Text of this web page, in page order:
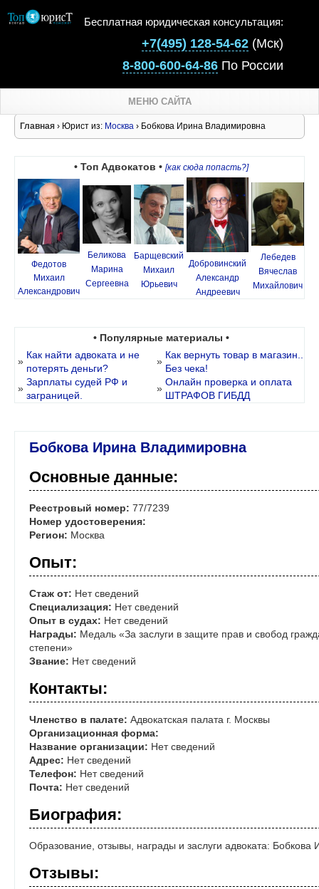
Бесплатная юридическая консультация:
+7(495) 128-54-62 (Мск)
8-800-600-64-86 По России
МЕНЮ САЙТА
Главная › Юрист из: Москва › Бобкова Ирина Владимировна
• Топ Адвокатов • [как сюда попасть?]
Федотов
Михаил
Александрович
Беликова
Марина
Сергеевна
Барщевский
Михаил
Юрьевич
Добровинский
Александр
Андреевич
Лебедев
Вячеслав
Михайлович
• Популярные материалы •
»
Как найти адвоката и не
потерять деньги?
»
Как вернуть товар в магазин..
Без чека!
»
Зарплаты судей РФ и
заграницей.
»
Онлайн проверка и оплата
ШТРАФОВ ГИБДД
Бобкова Ирина Владимировна
Основные данные:
Реестровый номер: 77/7239
Номер удостоверения:
Регион: Москва
Опыт:
Стаж от: Нет сведений
Специализация: Нет сведений
Опыт в судах: Нет сведений
Награды: Медаль «За заслуги в защите прав и свобод
степени»
Звание: Нет сведений
Контакты:
Членство в палате: Адвокатская палата г. Москвы
Организационная форма:
Название организации: Нет сведений
Адрес: Нет сведений
Телефон: Нет сведений
Почта: Нет сведений
Биография:
Образование, отзывы, награды и заслуги адвоката:
Отзывы: